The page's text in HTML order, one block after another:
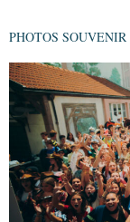
PHOTOS